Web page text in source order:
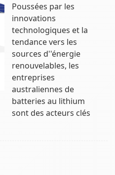
Poussées par les
innovations
technologiques et la
tendance vers les
sources d''énergie
renouvelables, les
entreprises
australiennes de
batteries au lithium
sont des acteurs clés